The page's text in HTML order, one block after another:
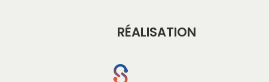
RÉALISATION